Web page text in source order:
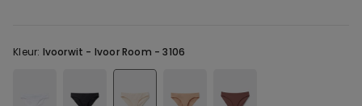
Kleur: Ivoorwit - Ivoor Room - 3106